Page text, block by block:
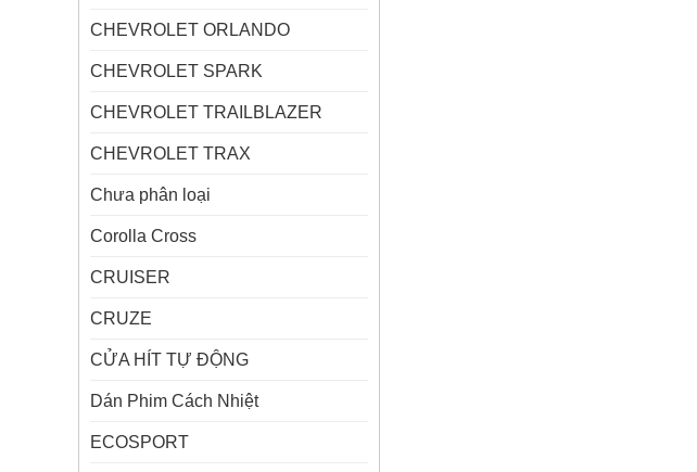
CHEVROLET ORLANDO
CHEVROLET SPARK
CHEVROLET TRAILBLAZER
CHEVROLET TRAX
Chưa phân loại
Corolla Cross
CRUISER
CRUZE
CỬA HÍT TỰ ĐỘNG
Dán Phim Cách Nhiệt
ECOSPORT